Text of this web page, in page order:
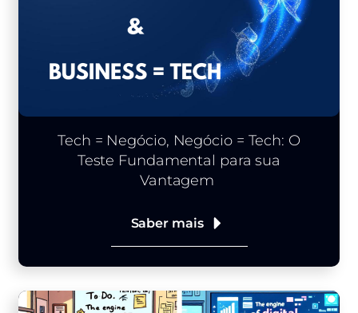
Tech = Negócio, Negócio = Tech: O
Teste Fundamental para sua
Vantagem
Saber mais